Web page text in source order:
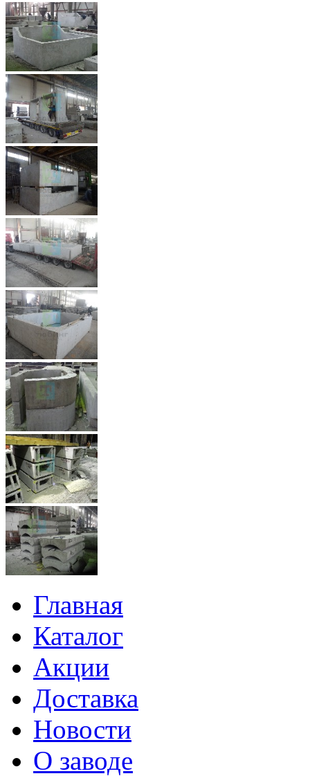
Главная
Каталог
Акции
Доставка
Новости
О заводе